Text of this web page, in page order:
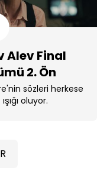
Alev Final
2. Ön
sözleri herkese
oluyor.